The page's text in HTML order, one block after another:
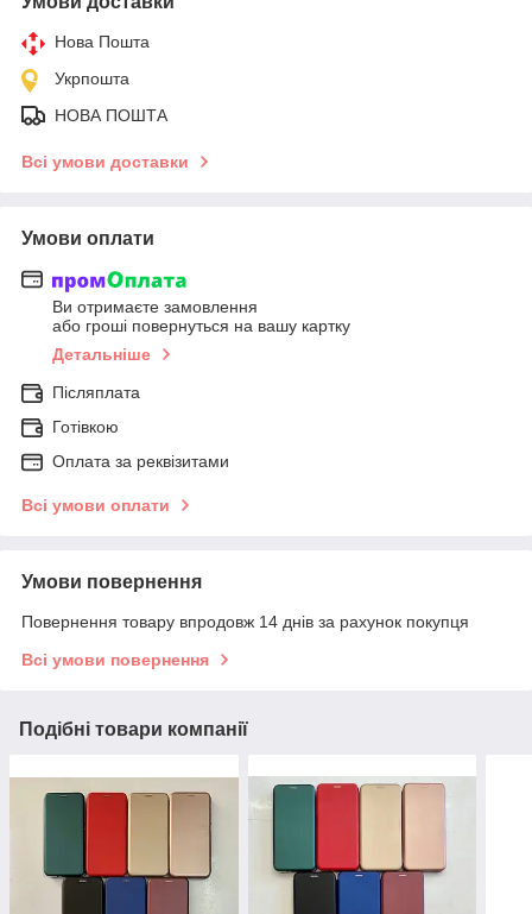
Нова Пошта
Укрпошта
НОВА ПОШТА
Всі умови доставки
Умови оплати
Ви отримаєте замовлення
або гроші повернуться на вашу картку
Детальніше
Післяплата
Готівкою
Оплата за реквізитами
Всі умови оплати
Умови повернення
Повернення товару впродовж 14 днів за рахунок покупця
Всі умови повернення
Подібні товари компанії